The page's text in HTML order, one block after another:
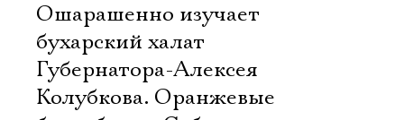
Ошарашенно изучает
бухарский халат
Губернатора-Алексея
Колубкова. Оранжевые